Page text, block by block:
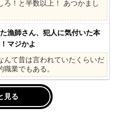
！と半数以上！ あつかまし
漁師さん、犯人に気付いた本
マジかよ
んて昔は言われていたくらいだ
業でもある。
見る